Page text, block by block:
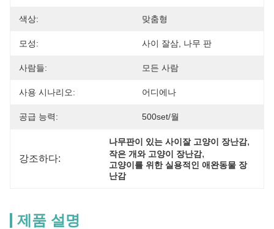
색상: 맞춤형
모성: 사이 잘삼, 나무 판
사람들: 모든 사람
사용 시나리오: 어디에나
공급 능력: 500set/월
강조하다:
나무판이 있는 사이잘 고양이 장난감,
작은 개와 고양이 장난감,
고양이를 위한 실용적인 애완동물 장
난감
제품 설명